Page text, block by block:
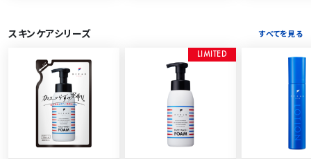
スキンケアシリーズ すべてを見る
L M TE D